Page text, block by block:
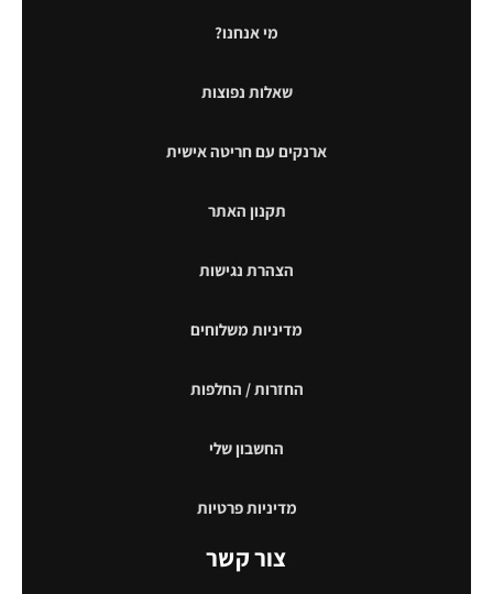
מי אנחנו?
שאלות נפוצות
ארנקים עם חריטה אישית
תקנון האתר
הצהרת נגישות
מדיניות משלוחים
החזרות / החלפות
החשבון שלי
מדיניות פרטיות
צור קשר